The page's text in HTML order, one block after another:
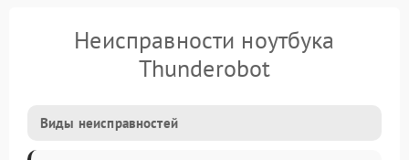
Неисправности ноутбука
Thunderobot
Виды неисправностей